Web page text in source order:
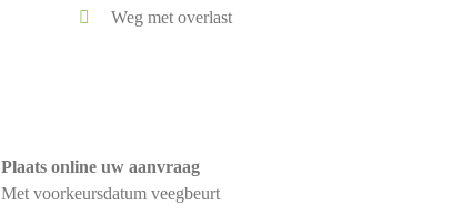
Weg met overlast
Plaats online uw aanvraag
Met voorkeursdatum veegbeurt